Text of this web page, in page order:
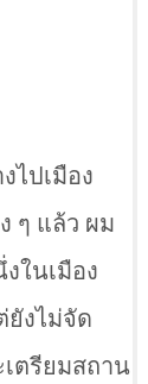
ไปเมือง
ๆ แล้ว ผม
ในเมือง
ยังไม่จัด
ตรียมสถาน